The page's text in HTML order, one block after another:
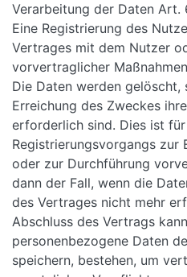
Verarbeitung der Daten Art.
Eine Registrierung des
Vertrages mit dem Nutzer
vorvertraglicher
Die Daten werden gelöscht,
Erreichung des Zweckes
erforderlich sind. Dies ist
Registrierungsvorgangs zur
oder zur Durchführung
dann der Fall, wenn die
des Vertrages nicht mehr
Abschluss des Vertrags
personenbezogene Daten
speichern, bestehen, um